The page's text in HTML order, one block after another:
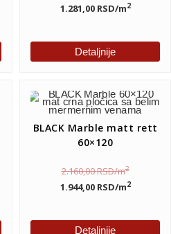
1.281,00 RSD/m2
Detaljnije
BLACK Marble matt rett
60×120
2.160,00RSD/m2
1.944,00 RSD/m2
Detaljnije